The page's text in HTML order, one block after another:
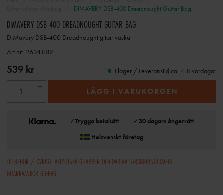
DIMAVERY DSB-400 Dreadnought Guitar Bag
DIMAVERY DSB-400 DREADNOUGHT GUITAR BAG
DiMavery DSB-400 Dreadnought gitarr väska
Art nr: 26341182
539 kr I lager / Leveranstid ca. 4-8 vardagar
LÄGG I VARUKORGEN
✓Trygga betalsätt ✓30 dagars ångerrätt
Helsvenskt företag
TILLBEHÖR / ÖVRIGT AKUSTISKA GITARRER OCH ÖVRIGA STRÄNGINSTRUMENT
GITARRVÄSKOR GIGBAG